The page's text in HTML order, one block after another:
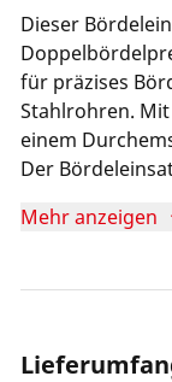
Dieser
für präzises
Stahlrohren.
einem
Der
effiziente
Mehr anzeigen